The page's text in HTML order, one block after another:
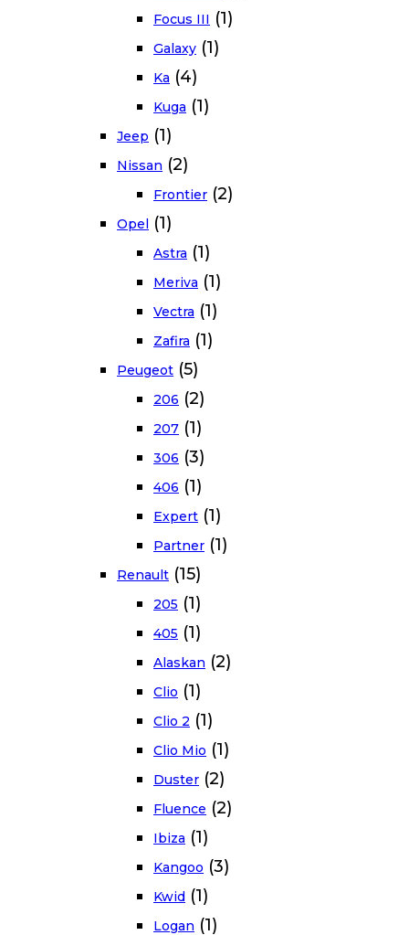
Focus III (1)
Galaxy (1)
Ka (4)
Kuga (1)
Jeep (1)
Nissan (2)
Frontier (2)
Opel (1)
Astra (1)
Meriva (1)
Vectra (1)
Zafira (1)
Peugeot (5)
206 (2)
207 (1)
306 (3)
406 (1)
Expert (1)
Partner (1)
Renault (15)
205 (1)
405 (1)
Alaskan (2)
Clio (1)
Clio 2 (1)
Clio Mio (1)
Duster (2)
Fluence (2)
Ibiza (1)
Kangoo (3)
Kwid (1)
Logan (1)